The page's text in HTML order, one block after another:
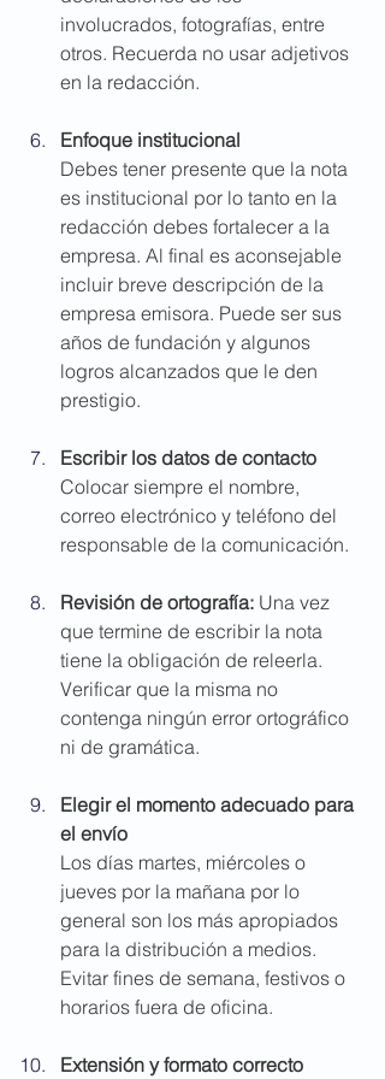
involucrados, fotografías, entre
otros. Recuerda no usar adjetivos
en la redacción.
Enfoque institucional
Debes tener presente que la nota
es institucional por lo tanto en la
redacción debes fortalecer a la
empresa. Al final es aconsejable
incluir breve descripción de la
empresa emisora. Puede ser sus
años de fundación y algunos
logros alcanzados que le den
prestigio.
Escribir los datos de contacto
Colocar siempre el nombre,
correo electrónico y teléfono del
responsable de la comunicación.
Revisión de ortografía: Una vez
que termine de escribir la nota
tiene la obligación de releerla.
Verificar que la misma no
contenga ningún error ortográfico
ni de gramática.
Elegir el momento adecuado para
el envío
Los días martes, miércoles o
jueves por la mañana por lo
general son los más apropiados
para la distribución a medios.
Evitar fines de semana, festivos o
horarios fuera de oficina.
Extensión y formato correcto